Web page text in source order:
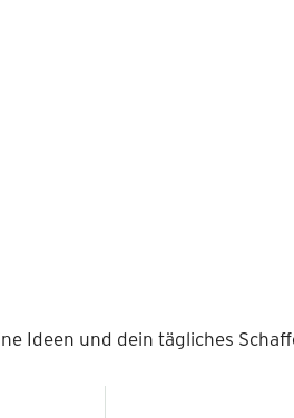
Ideen und dein tägliches